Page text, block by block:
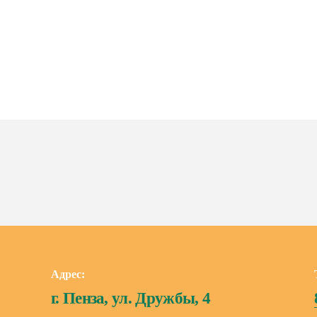
Адрес:
г. Пенза, ул. Дружбы, 4